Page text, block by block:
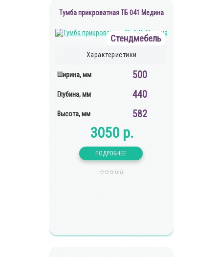
Тумба прикроватная ТБ 041 Медина
Стендмебель
Характеристики
Ширина, мм 500
Глубина, мм 440
Высота, мм 582
3050 р.